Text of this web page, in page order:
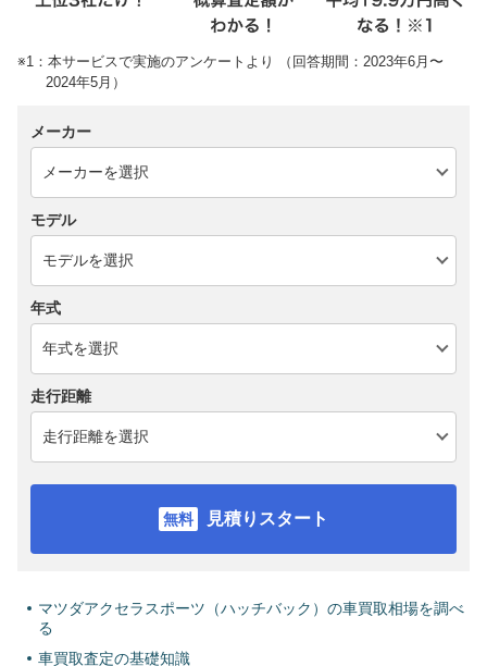
※1：本サービスで実施のアンケートより （回答期間：2023年6月〜
2024年5月）
メーカー
モデル
年式
走行距離
見積りスタート
マツダアクセラスポーツ（ハッチバック）の車買取相場を調べ
る
車買取査定の基礎知識